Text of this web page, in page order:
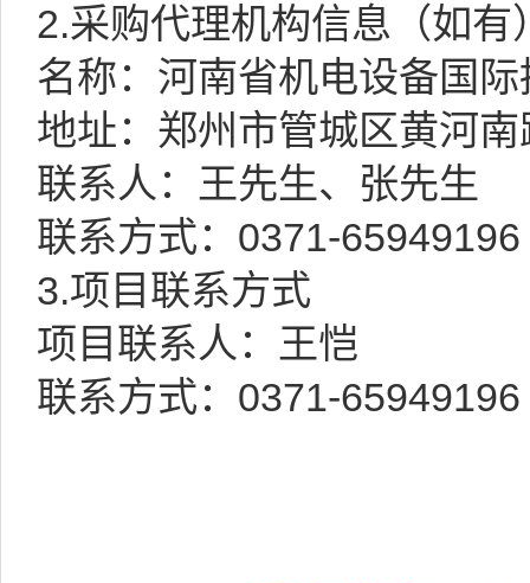
2.采购代理机构信息（如有
名称：河南省机电设备国
地址：郑州市管城区黄河
联系人：王先生、张先生
联系方式：0371-65949196
3.项目联系方式
项目联系人：王恺
联系方式：0371-65949196